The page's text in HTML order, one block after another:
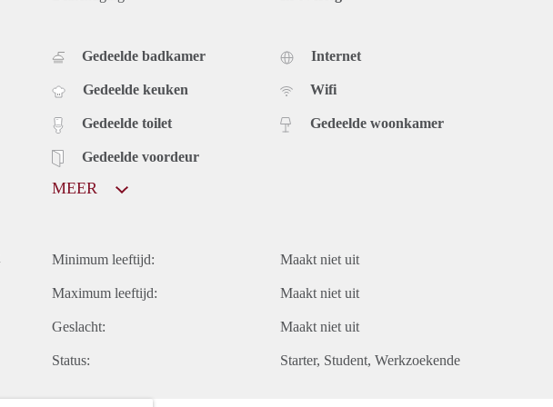
Gedeelde badkamer
Gedeelde keuken
Gedeelde toilet
Gedeelde voordeur
Internet
Wifi
Gedeelde woonkamer
MEER
Minimum leeftijd: Maakt niet uit
Maximum leeftijd: Maakt niet uit
Geslacht: Maakt niet uit
Status: Starter Student Werkzoekende